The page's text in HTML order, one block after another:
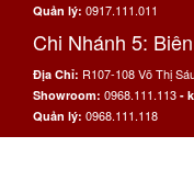
Quản lý: 0917.111.011
Chi Nhánh 5:
Địa Chỉ: R107-108 Võ Thị
Showroom: 0968.111.113 -
Quản lý: 0968.111.118